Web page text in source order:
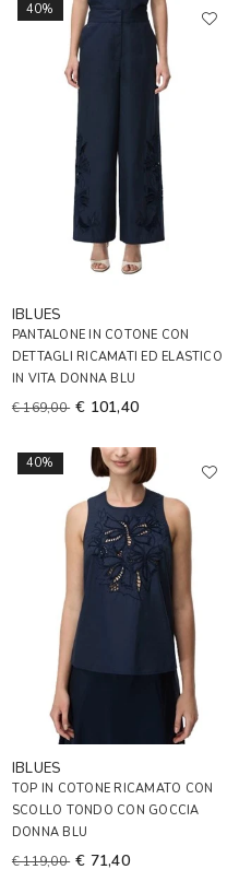
40%
IBLUES
PANTALONE IN COTONE CON
DETTAGLI RICAMATI ED ELASTICO
IN VITA DONNA BLU
€ 169,00 € 101,40
40%
IBLUES
TOP IN COTONE RICAMATO CON
SCOLLO TONDO CON GOCCIA
DONNA BLU
€ 119,00 € 71,40